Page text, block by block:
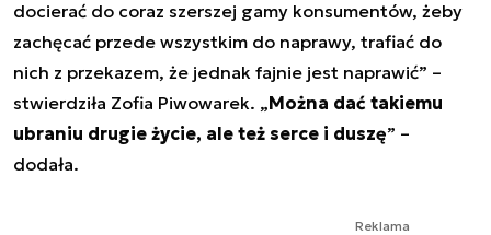
docierać do coraz szerszej gamy konsumentów, żeby
zachęcać przede wszystkim do naprawy, trafiać do
nich z przekazem, że jednak fajnie jest naprawić” –
stwierdziła Zofia Piwowarek. „Można dać takiemu
ubraniu drugie życie, ale też serce i duszę” –
dodała.
Reklama